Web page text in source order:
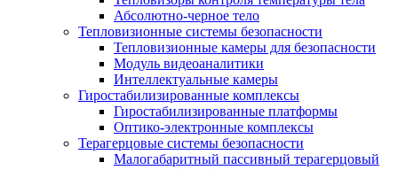
Абсолютно-черное тело
Тепловизионные системы безопасности
Тепловизионные камеры для безопасности
Модуль видеоаналитики
Интеллектуальные камеры
Гиростабилизированные комплексы
Гиростабилизированные платформы
Оптико-электронные комплексы
Терагерцовые системы безопасности
Малогабаритный пассивный терагерцовый